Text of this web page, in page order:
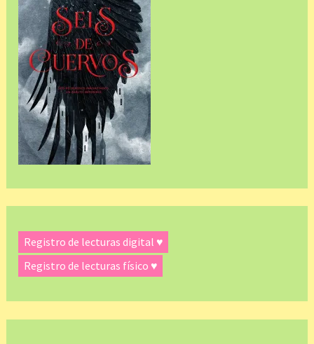
Registro de lecturas digital ♥
Registro de lecturas físico ♥